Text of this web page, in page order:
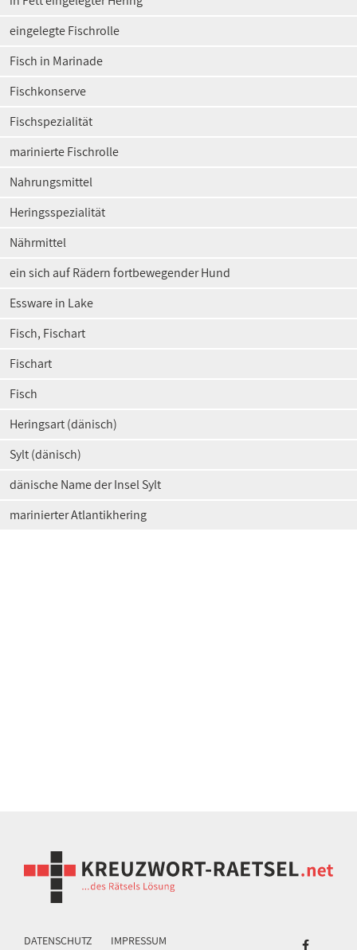
eingelegte Fischrolle
Fisch in Marinade
Fischkonserve
Fischspezialität
marinierte Fischrolle
Nahrungsmittel
Heringsspezialität
Nährmittel
ein sich auf Rädern fortbewegender Hund
Essware in Lake
Fisch, Fischart
Fischart
Fisch
Heringsart (dänisch)
Sylt (dänisch)
dänische Name der Insel Sylt
marinierter Atlantikhering
DATENSCHUTZ IMPRESSUM